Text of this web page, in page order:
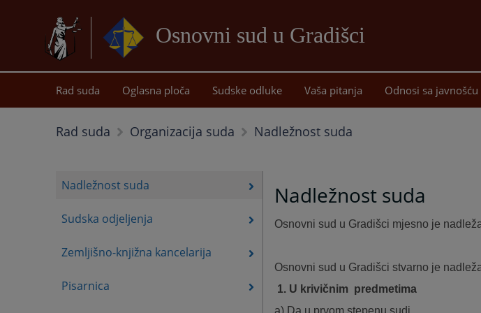
Osnovni sud u Gradišci
sadržaj
Rad suda Oglasna ploča Sudske odluke Vaša pitanja Odnosi sa javnošću
Rad suda Organizacija suda Nadležnost suda
Nadležnost suda
Sudska odjeljenja
Zemljišno-knjižna kancelarija
Pisarnica
Nadležnost suda
Osnovni sud u Gradišci mjesno je
Osnovni sud u Gradišci stvarno je
1. U krivičnim predmetima
a) Da u prvom stepenu sudi